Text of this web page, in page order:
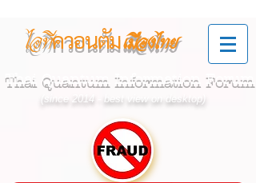
ไอทีควอนตัมเมืองไทย
Thai Quantum Information Forum
(since 2014 - best view on desktop)